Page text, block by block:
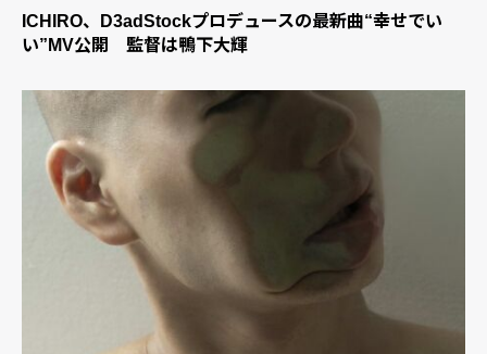
ICHIRO、D3adStockプロデュースの最新曲“幸せでい
い”MV公開 監督は鴨下大輝